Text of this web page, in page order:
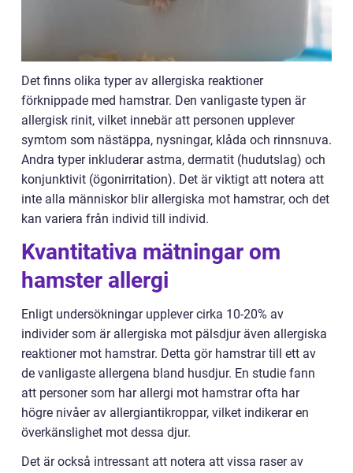
Det finns olika typer av allergiska reaktioner
förknippade med hamstrar. Den vanligaste typen är
allergisk rinit, vilket innebär att personen upplever
symtom som nästäppa, nysningar, klåda och rinnsnuva.
Andra typer inkluderar astma, dermatit (hudutslag) och
konjunktivit (ögonirritation). Det är viktigt att notera att
inte alla människor blir allergiska mot hamstrar, och det
kan variera från individ till individ.
Kvantitativa mätningar om
hamster allergi
Enligt undersökningar upplever cirka 10-20% av
individer som är allergiska mot pälsdjur även allergiska
reaktioner mot hamstrar. Detta gör hamstrar till ett av
de vanligaste allergena bland husdjur. En studie fann
att personer som har allergi mot hamstrar ofta har
högre nivåer av allergiantikroppar, vilket indikerar en
överkänslighet mot dessa djur.
Det är också intressant att notera att vissa raser av